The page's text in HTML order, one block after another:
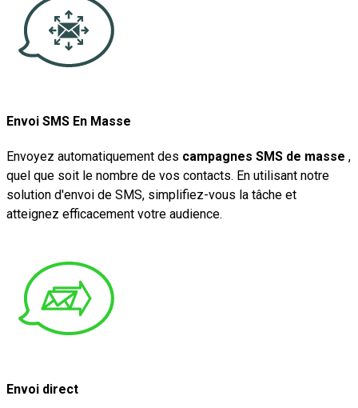
Envoi SMS En Masse
Envoyez automatiquement des campagnes SMS de masse ,
quel que soit le nombre de vos contacts. En utilisant notre
solution d'envoi de SMS, simplifiez-vous la tâche et
atteignez efficacement votre audience.
Envoi direct